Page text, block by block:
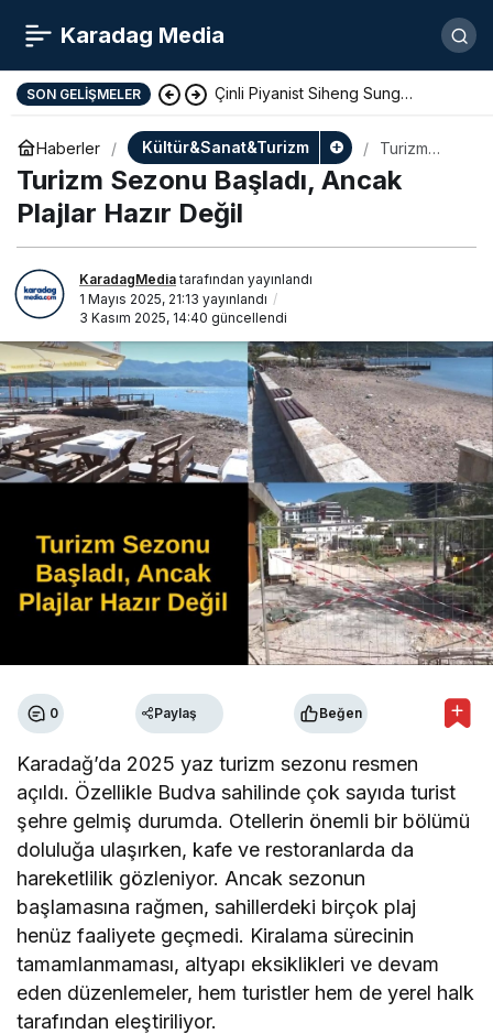
Karadag Media
SON GELIŞMELER Çinli Piyanist Siheng Sung
KotorArt Festivalinde Sahne Alıyor
Haberler Kültür&Sanat&Turizm
Turizm
Sezonu
Başladı,
Turizm Sezonu Başladı, Ancak
Plajlar Hazır Değil
KaradagMediatarafından yayınlandı
1 Mayıs 2025, 21:13 yayınlandı
3 Kasım 2025, 14:40 güncellendi
0 Paylaş Beğen
Karadağ’da 2025 yaz turizm sezonu resmen
açıldı. Özellikle Budva sahilinde çok sayıda turist
şehre gelmiş durumda. Otellerin önemli bir bölümü
doluluğa ulaşırken, kafe ve restoranlarda da
hareketlilik gözleniyor. Ancak sezonun
başlamasına rağmen, sahillerdeki birçok plaj
henüz faaliyete geçmedi. Kiralama sürecinin
tamamlanmaması, altyapı eksiklikleri ve devam
eden düzenlemeler, hem turistler hem de yerel halk
tarafından eleştiriliyor.